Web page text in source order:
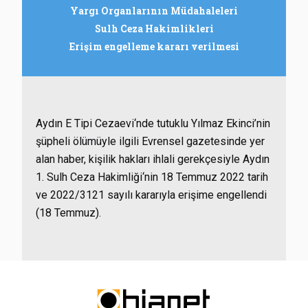
Yargı Organlarının Müdahaleleri
Sulh Ceza Hakimlikleri
Erişim engelleme kararı verilmesi
Aydın E Tipi Cezaevi‘nde tutuklu Yılmaz Ekinci’nin
şüpheli ölümüyle ilgili Evrensel gazetesinde yer
alan haber, kişilik hakları ihlali gerekçesiyle Aydın
1. Sulh Ceza Hakimliği‘nin 18 Temmuz 2022 tarih
ve 2022/3121 sayılı kararıyla erişime engellendi
(18 Temmuz).